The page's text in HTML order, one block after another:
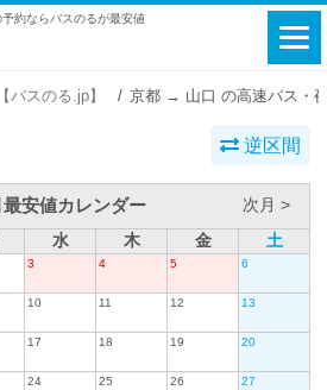
約ならバスのるが最安値
バスのる.jp】 京都 → 山口 の高速バス・
逆区間
最安値カレンダー
次月 >
水 木 金 土
3 4 5 6
10 11 12 13
17 18 19 20
24 25 26 27